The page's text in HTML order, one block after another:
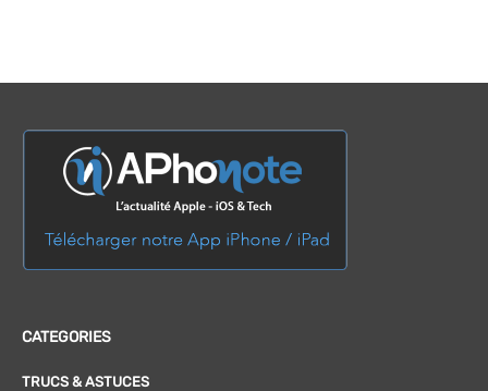
CATEGORIES
TRUCS & ASTUCES